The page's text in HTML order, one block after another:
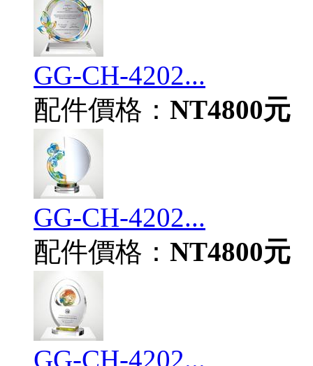
GG-CH-4202...
配件價格： NT4800元
GG-CH-4202...
配件價格： NT4800元
GG-CH-4202...